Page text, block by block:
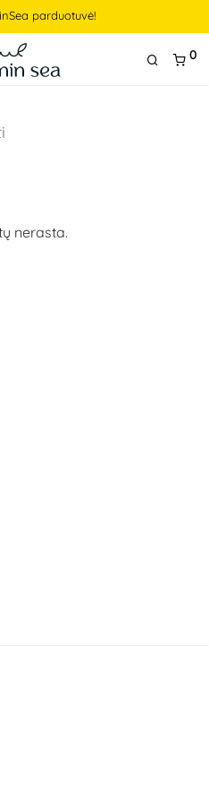
parduotuvė!
0
nerasta.